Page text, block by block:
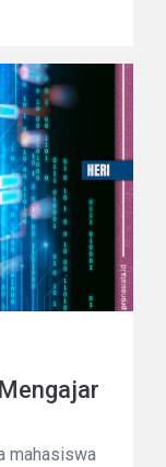
mahasiswa